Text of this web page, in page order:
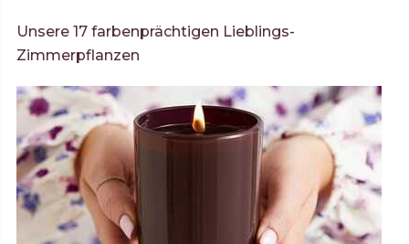
Unsere 17 farbenprächtigen Lieblings-
Zimmerpflanzen